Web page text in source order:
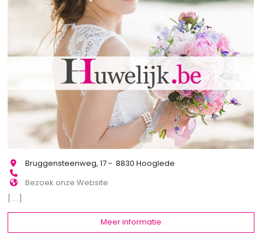
Bruggensteenweg, 17 - 8830 Hooglede
Bezoek onze Website
[...]
Meer informatie